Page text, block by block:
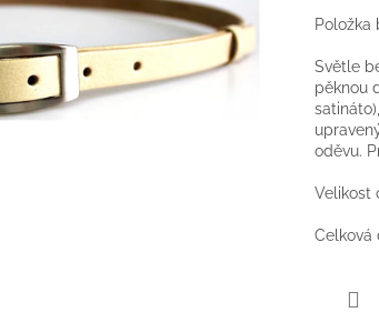
Položka
Světle
pěknou
oděvu.
Velikost
Celková